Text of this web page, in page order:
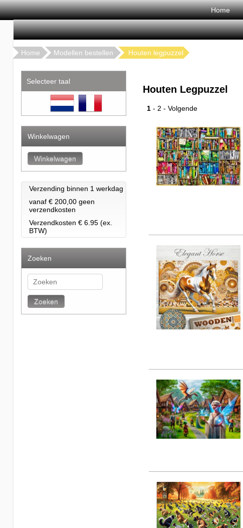
Home
Home Modellen bestellen Houten legpuzzel
Selecteer taal
Winkelwagen
Verzending binnen 1 werkdag
vanaf € 200,00 geen
verzendkosten
Verzendkosten € 6.95 (ex.
BTW)
Zoeken
Zoeken
Houten Legpuzzel
1 - 2 - Volgende